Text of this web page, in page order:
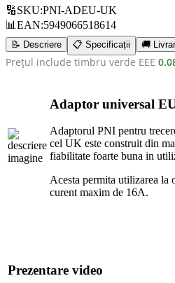
🔢SKU:PNI-ADEU-UK
📊 EAN:5949066518614
📝 Descriere 📋 Specificații 🚚
Prețul include timbru verde EEE
Adaptor universal
Adaptorul PNI pentru
cel UK este construit din
fiabilitate foarte buna in
Acesta permita utilizarea la
curent maxim de 16A.
Prezentare video